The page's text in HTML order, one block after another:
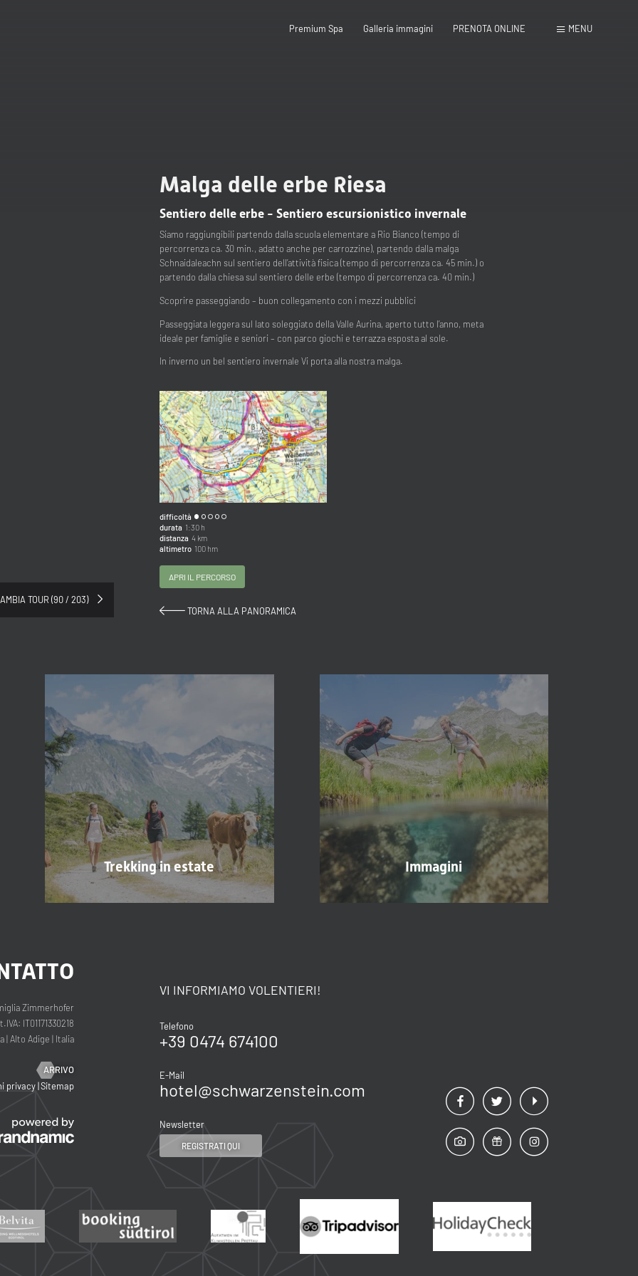
Premium Spa Galleria immagini PRENOTA ONLINE MENU
Malga delle erbe Riesa
Sentiero delle erbe - Sentiero escursionistico invernale
Siamo raggiungibili partendo dalla scuola elementare a Rio Bianco (tempo di
percorrenza ca. 30 min., adatto anche per carrozzine), partendo dalla malga
Schnaidaleachn sul sentiero dell’attività fisica (tempo di percorrenza ca. 45 min.) o
partendo dalla chiesa sul sentiero delle erbe (tempo di percorrenza ca. 40 min.)
Scoprire passeggiando – buon collegamento con i mezzi pubblici
Passeggiata leggera sul lato soleggiato della Valle Aurina, aperto tutto l’anno, meta
ideale per famiglie e seniori – con parco giochi e terrazza esposta al sole.
In inverno un bel sentiero invernale Vi porta alla nostra malga.
difficoltà
durata 1:30 h
distanza 4 km
altimetro 100 hm
APRI IL PERCORSO
TORNA ALLA PANORAMICA
TOUR (90 / 203)
Trekking in estate Immagini
Zimmerhofer
IT01171330218
| Alto Adige | Italia
ARRIVO
privacy|Sitemap
VI INFORMIAMO VOLENTIERI!
Telefono
+39 0474 674100
E-Mail
hotel@schwarzenstein.com
Newsletter
REGISTRATI QUI
Titolo
Famiglia Signor
Consenso marketing*
*campi obbligatori
Invia